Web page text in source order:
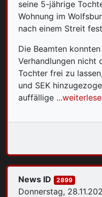
seine 5-jährige
Wohnung im
nach einem Streit
Die Beamten
Verhandlungen nicht
Tochter frei zu
und SEK
auffällige
Donnerstag,
News ID 2899